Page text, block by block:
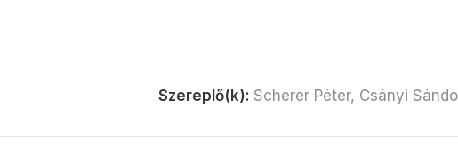
Szereplő(k): Scherer Péter, Csányi